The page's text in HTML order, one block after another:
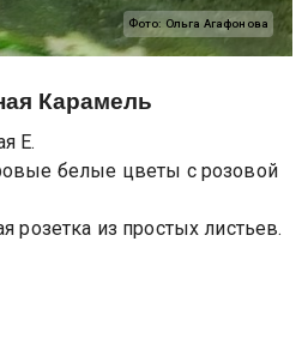
Фото: Ольга Агафонова
Карамель
Е.
белые цветы с розовой
розетка из простых листьев.